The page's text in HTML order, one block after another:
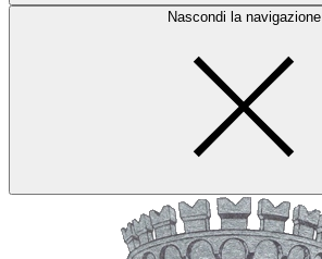
Nascondi la navigazione